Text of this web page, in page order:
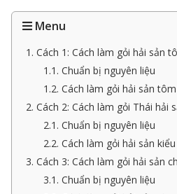
Menu
1. Cách 1: Cách làm gỏi hải sản
1.1. Chuẩn bị nguyên liệu
1.2. Cách làm gỏi hải sản
2. Cách 2: Cách làm gỏi Thái hải
2.1. Chuẩn bị nguyên liệu
2.2. Cách làm gỏi hải sản
3. Cách 3: Cách làm gỏi hải sản
3.1. Chuẩn bị nguyên liệu